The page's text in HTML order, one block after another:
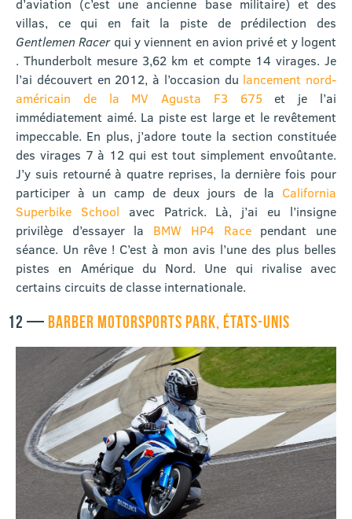
d’aviation (c’est une ancienne base militaire) et des
villas, ce qui en fait la piste de prédilection des
Gentlemen Racer qui y viennent en avion privé et y logent
. Thunderbolt mesure 3,62 km et compte 14 virages. Je
l’ai découvert en 2012, à l’occasion du lancement nord-
américain de la MV Agusta F3 675et je l’ai
immédiatement aimé. La piste est large et le revêtement
impeccable. En plus, j’adore toute la section constituée
des virages 7 à 12 qui est tout simplement envoûtante.
J’y suis retourné à quatre reprises, la dernière fois pour
participer à un camp de deux jours de la California
Superbike School avec Patrick. Là, j’ai eu l’insigne
privilège d’essayer la BMW HP4 Racependant une
séance. Un rêve ! C’est à mon avis l’une des plus belles
pistes en Amérique du Nord. Une qui rivalise avec
certains circuits de classe internationale.
12 — BARBER MOTORSPORTS PARK, ÉTATS-UNIS